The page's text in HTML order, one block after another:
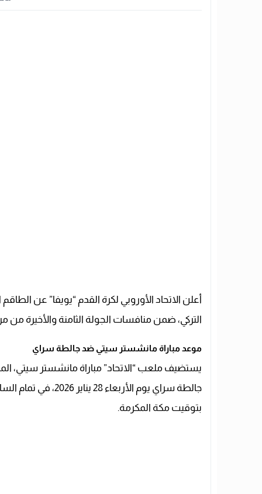
أعلن الاتحاد الأوروبي لكرة القدم “يويفا” عن
التركي، ضمن منافسات الجولة الثامنة والأخيرة من
موعد مباراة مانشستر سيتي ضد جالطة سراي
يستضيف ملعب “الاتحاد” مباراة مانشستر
جالطة سراي يوم
بتوقيت مكة المكرمة.